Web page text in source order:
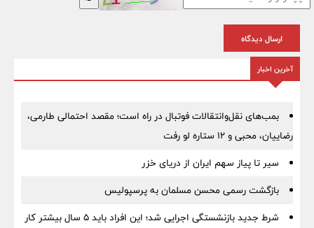
ارسال دیدگاه
آخرین اخبار
بمب‌های نقل‌وانتقالات فوتبال در راه است؛ مقصد احتمالی طارمی،
رضاییان، محبی و ۱۲ ستاره لو رفت
سیر تا پیاز سهم ایران از دریای خزر
بازگشت رسمی محسن مسلمان به پرسپولیس
شرط جدید بازنشستگی اجرایی شد؛ این افراد باید ۵ سال بیشتر کار